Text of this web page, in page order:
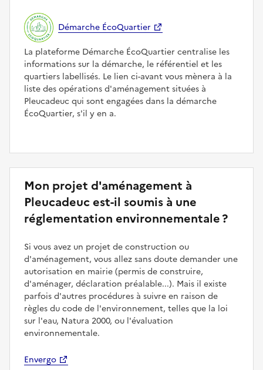
Démarche ÉcoQuartier
La plateforme Démarche ÉcoQuartier centralise les
informations sur la démarche, le référentiel et les
quartiers labellisés. Le lien ci-avant vous mènera à la
liste des opérations d'aménagement situées à
Pleucadeuc qui sont engagées dans la démarche
ÉcoQuartier, s'il y en a.
Mon projet d'aménagement à
Pleucadeuc est-il soumis à une
réglementation environnementale ?
Si vous avez un projet de construction ou
d'aménagement, vous allez sans doute demander une
autorisation en mairie (permis de construire,
d'aménager, déclaration préalable...). Mais il existe
parfois d'autres procédures à suivre en raison de
règles du code de l'environnement, telles que la loi
sur l'eau, Natura 2000, ou l'évaluation
environnementale.
Envergo